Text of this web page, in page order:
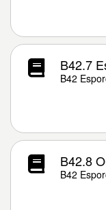
B42.7
B42
B42.8
B42